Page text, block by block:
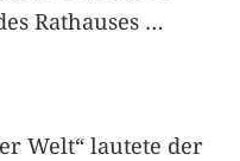
Rathauses …
Welt“ lautete der